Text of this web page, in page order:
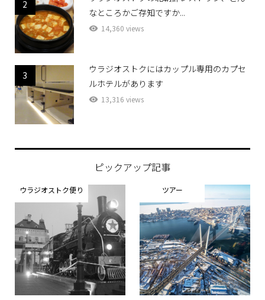
2
なところかご存知ですか...
14,360 views
3
ウラジオストクにはカップル専用のカプセ
ルホテルがあります
13,316 views
ピックアップ記事
ウラジオストク便り ツアー